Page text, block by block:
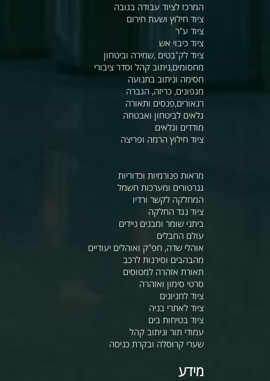
המרכז לציוד עבודה בגובה
ציוד חילוץ ושעת חירום
ציוד ע"ר
ציוד כיבוי אש
ציוד לק"בטים ,שמירה וביטחון
מחסומים,ניתוב קהל וסדר ציבורי
חסימה וניתוב בתנועה
מגפונים, כריזה, הגברה
רנאורים,פנסים ותאורה
גלאים לביטחון ואבטחה
מודדים וגלאים
ציוד חילוץ הרמה ופריצה
מראות פנורמיות וכדוריות
גנרטורים ומערכות חשמל
המחלקה לקשר ורדיו
ציוד נגד החלקה
ביתני שומר ומבנים ניידים
עולם החבלים
אוהלי שדה, חפ"ק ואוהלים יעודיים
מהבהבים וסירנות לרכב
תאורת אזהרה למטוסים
סרטי סימון ואזהרה
ציוד לחניונים
ציוד לאתרי בניה
ציוד בטיחות בים
עמודי תור וניתוב קהל
שערי קרוסלה ובקרת כניסה
מידע